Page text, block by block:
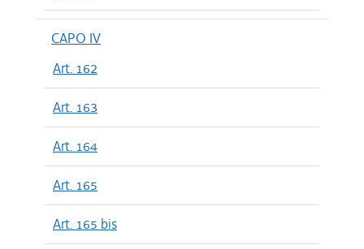
CAPO IV
Art. 162
Art. 163
Art. 164
Art. 165
Art. 165 bis